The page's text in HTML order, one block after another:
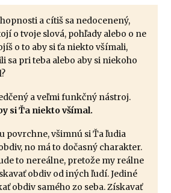
a cítiš sa nedocenený,
o tvoje slová, pohľady alebo o ne
o to aby si ťa niekto všímali,
sa pri teba alebo aby si niekoho
a veľmi funkčný nástroj.
si Ťa niekto všímal.
povrchne, všimnú si Ťa ľudia
no má to dočasný charakter.
to nereálne, pretože my reálne
obdiv od iných ľudí. Jediné
obdiv samého zo seba. Získavať